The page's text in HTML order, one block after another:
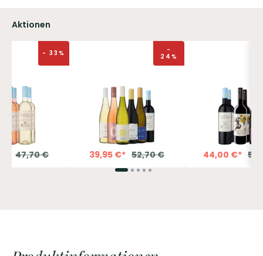
Aktionen
- 33 %
47,70€
-
24 %
39,95 €* 52,70€ 44,00 €*